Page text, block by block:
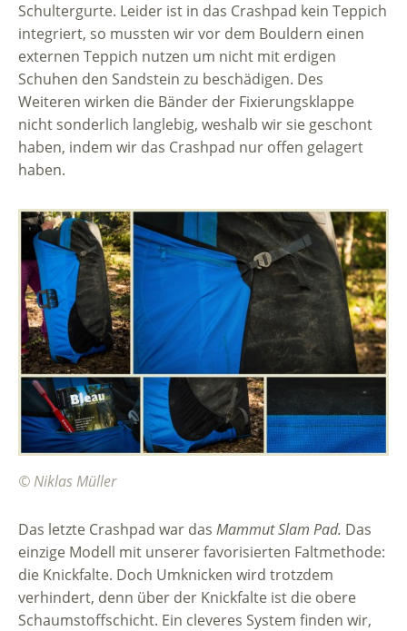
Schultergurte. Leider ist in das Crashpad kein Teppich
integriert, so mussten wir vor dem Bouldern einen
externen Teppich nutzen um nicht mit erdigen
Schuhen den Sandstein zu beschädigen. Des
Weiteren wirken die Bänder der Fixierungsklappe
nicht sonderlich langlebig, weshalb wir sie geschont
haben, indem wir das Crashpad nur offen gelagert
haben.
© Niklas Müller
Das letzte Crashpad war das Mammut Slam Pad. Das
einzige Modell mit unserer favorisierten Faltmethode:
die Knickfalte. Doch Umknicken wird trotzdem
verhindert, denn über der Knickfalte ist die obere
Schaumstoffschicht. Ein cleveres System finden wir,